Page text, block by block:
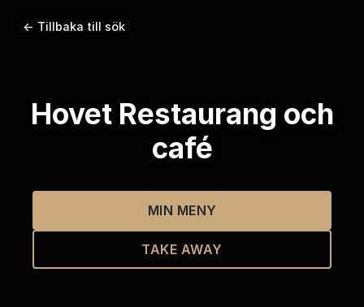
← Tillbaka till sök
Hovet Restaurang och
café
MIN MENY
TAKE AWAY